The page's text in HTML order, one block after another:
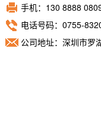
手机：130 8888
电话号码：0755-
公司地址：深圳市罗